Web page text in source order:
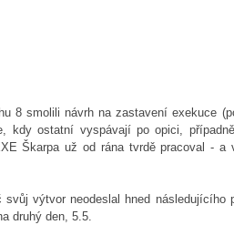
8 smolili návrh na zastavení exekuce
kdy ostatní vyspávají po opici,
Škarpa už od rána tvrdě pracoval - a
výtvor neodeslal hned následujícího
druhý den, 5.5.